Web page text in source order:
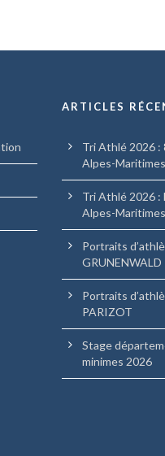
ARTICLES
Tri Athlé 2026 :
Alpes-
Tri Athlé 2026 :
Alpes-Maritimes
Portraits
GRUNENWALD
Portraits
PARIZOT
Stage
minimes 2026